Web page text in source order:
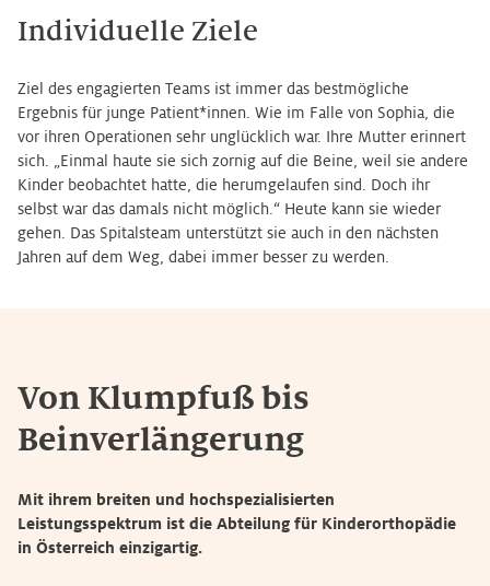
Individuelle Ziele
Ziel des engagierten Teams ist immer das bestmögliche
Ergebnis für junge Patient*innen. Wie im Falle von Sophia, die
vor ihren Operationen sehr unglücklich war. Ihre Mutter erinnert
sich. „Einmal haute sie sich zornig auf die Beine, weil sie andere
Kinder beobachtet hatte, die herumgelaufen sind. Doch ihr
selbst war das damals nicht möglich.“ Heute kann sie wieder
gehen. Das Spitalsteam unterstützt sie auch in den nächsten
Jahren auf dem Weg, dabei immer besser zu werden.
Von Klumpfuß bis
Beinverlängerung
Mit ihrem breiten und hochspezialisierten
Leistungsspektrum ist die Abteilung für Kinderorthopädie
in Österreich einzigartig.